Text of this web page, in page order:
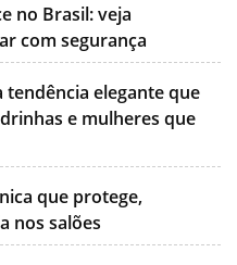
no Brasil: veja
com segurança
tendência elegante que
e mulheres que
que protege,
nos salões